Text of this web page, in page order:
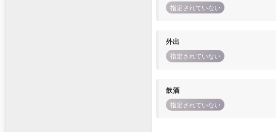
指定されていない
外出
指定されていない
飲酒
指定されていない